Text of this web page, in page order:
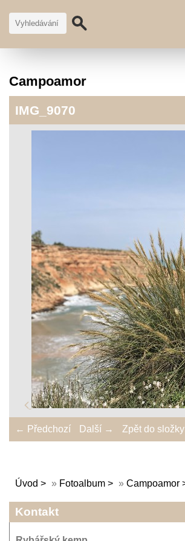
Campoamor
IMG_9070
← Předchozí Další → Zpět do složky
Úvod » Fotoalbum » Campoamor
Kontakt